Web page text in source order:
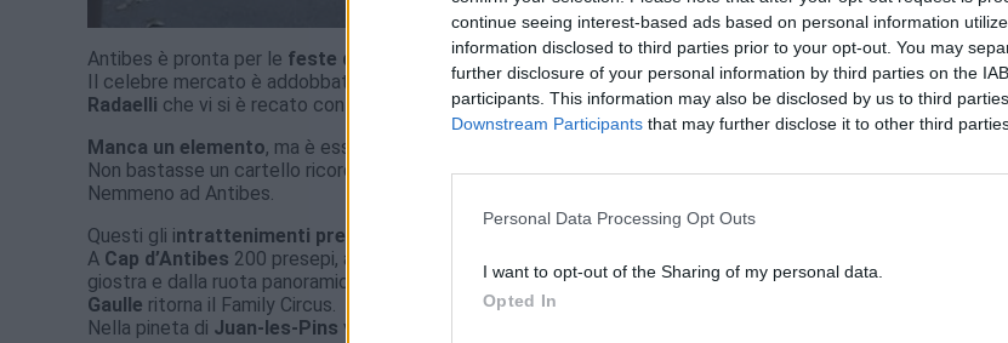
continue seeing interest-based ads based on personal information
information disclosed to third parties prior to your opt-out. You may
further disclosure of your personal information by third parties on the
participants. This information may also be disclosed by us to third
Downstream Participants that may further disclose it to other third
Personal Data Processing Opt Outs
I want to opt-out of the Sharing of my personal data.
Opted In
Antibes è pronta per le feste di fine anno
con le sue luminarie e i divertimenti di un piccolo Luna Park.
Il celebre mercato è addobbato e colorato. Come le strade: lo testimoniano le fotografie scattate dal
Radaelli che vi si è recato con la sua inseparabile bicicletta.
Manca un elemento, ma è essenziale, la gente, le persone, il movimento, la “frenesia” proprie del periodo
Non bastasse un cartello ricorda a tutti che siamo in epoca di pandemia e che il Covid non guarda in faccia
Nemmeno ad Antibes.
Questi gli intrattenimenti previsti per le feste di Natale
A Cap d’Antibes 200 presepi, ad Antibes, sull’
, il villaggio di Natale è
giostra e dalla ruota panoramica.
Place Nationaleospita giostre gratuite e spazi coperti dedicati ai bambini
Gaulle ritorna il Family Circus.
Nella pineta di Juan-les-Pins viene allestita la piccola fattoria didattica con asini, galline, conigli, oche,